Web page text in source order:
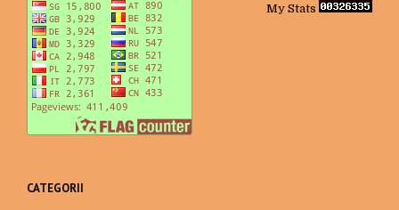
My Stats
CATEGORII